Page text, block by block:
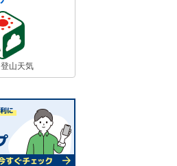
山天気